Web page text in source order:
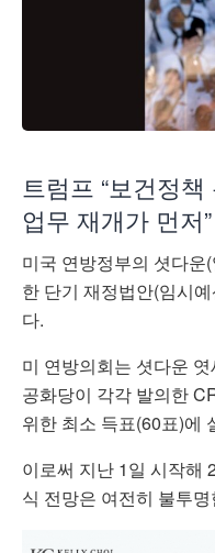
트럼프 “보건정
업무 재개가 먼저”
미국 연방정부의 셧다운
한 단기 재정법안(임시
다.
미 연방의회는 셧다운
공화당이 각각 발의한
위한 최소 득표(60표)에
이로써 지난 1일 시작해
식 전망은 여전히 불투